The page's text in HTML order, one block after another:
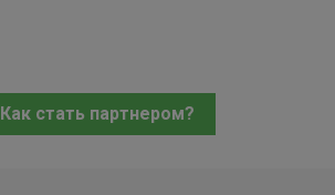
Как стать партнером?